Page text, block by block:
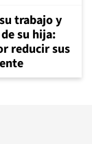
trabajo y
su hija:
reducir sus